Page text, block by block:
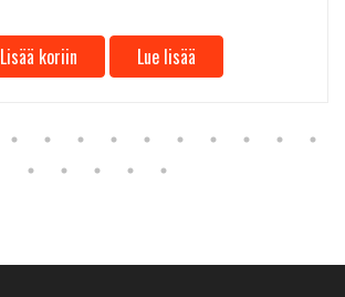
Lisää koriin Lue lisää